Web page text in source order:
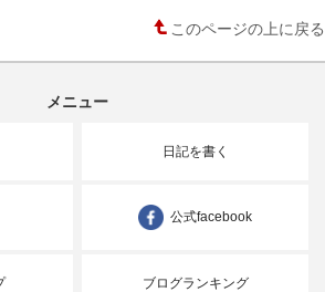
このページの上に戻る
メニュー
日記を書く
公式facebook
ブログランキング